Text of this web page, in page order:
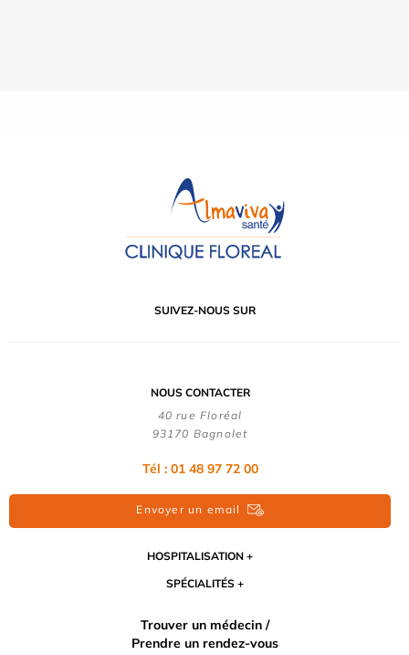
SUIVEZ-NOUS SUR
NOUS CONTACTER
40 rue Floréal
93170 Bagnolet
Tél : 01 48 97 72 00
Envoyer un email
HOSPITALISATION
SPÉCIALITÉS
Trouver un médecin /
Prendre un rendez-vous